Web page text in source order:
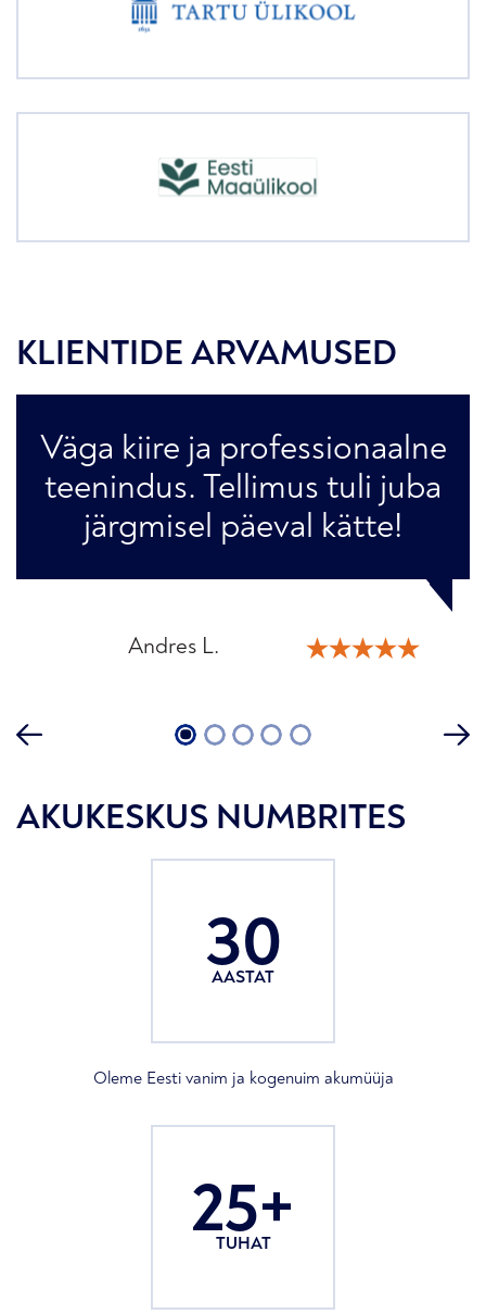
KLIENTIDE ARVAMUSED
Väga kiire ja professionaalne
teenindus. Tellimus tuli juba
järgmisel päeval kätte!
Andres L.
Katrin M.
Martin K.
Helena T.
Raivo P.
1 2 3 4 5
AKUKESKUS NUMBRITES
30
AASTAT
Oleme Eesti vanim ja kogenuim akumüüja
25+
TUHAT